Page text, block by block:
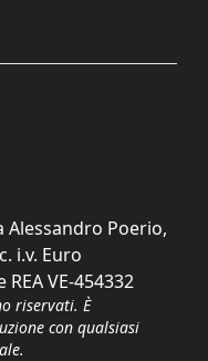
Alessandro Poerio,
i.v. Euro
REA VE-454332
riservati. È
con qualsiasi